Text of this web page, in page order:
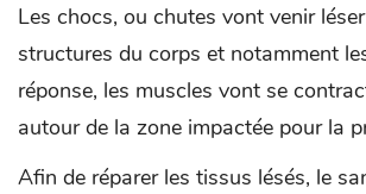
Les chocs, ou chutes vont venir
structures du corps et notamment
réponse, les muscles vont se
autour de la zone impactée pour la
Afin de réparer les tissus lésés, le